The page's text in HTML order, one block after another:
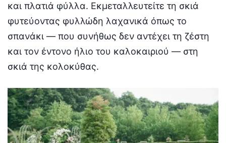
και πλατιά φύλλα. Εκμεταλλευτείτε τη σκιά
φυτεύοντας φυλλώδη λαχανικά όπως το
σπανάκι — που συνήθως δεν αντέχει τη ζέστη
και τον έντονο ήλιο του καλοκαιριού — στη
σκιά της κολοκύθας.